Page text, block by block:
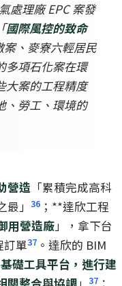
處理廠 EPC 案發
國際風控的致命
、麥寮六輕居民
多項石化案在環
大案的工程精度
、勞工、環境的
營造 「累積完成高科
」 36 ；**達欣工程
用營造廠」，拿下台
訂單37 。達欣的 BIM
礎工具平台，進行建
37